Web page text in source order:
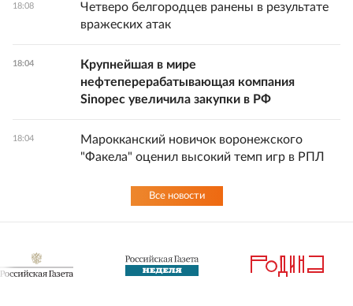
18:08
Четверо белгородцев ранены в результате
вражеских атак
18:04
Крупнейшая в мире
нефтеперерабатывающая компания
Sinopec увеличила закупки в РФ
18:04
Марокканский новичок воронежского
"Факела" оценил высокий темп игр в РПЛ
Все новости